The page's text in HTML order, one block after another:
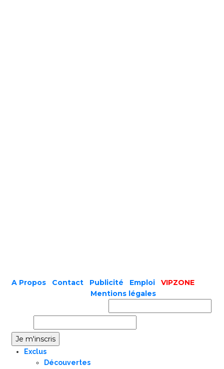
A Propos Contact Publicité Emploi
VIPZONE
Mentions légales
Exclus
Découvertes